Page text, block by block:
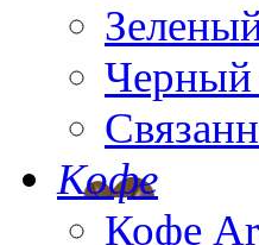
Черный
Кофе
Кофе